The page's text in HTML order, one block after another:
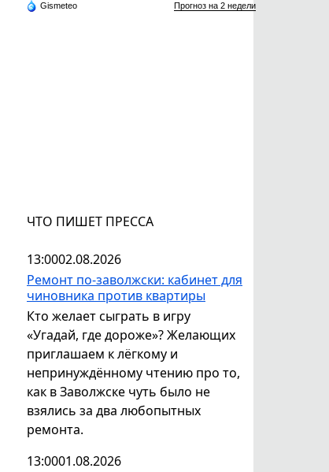
ЧТО ПИШЕТ ПРЕССА
13:0002.08.2026
Ремонт по-заволжски: кабинет для
чиновника против квартиры
Кто желает сыграть в игру
«Угадай, где дороже»? Желающих
приглашаем к лёгкому и
непринуждённому чтению про то,
как в Заволжске чуть было не
взялись за два любопытных
ремонта.
13:0001.08.2026
Gismeteo Прогноз на 2 недели